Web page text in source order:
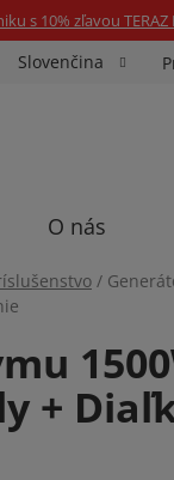
s 10% zľavou TERAZ
Fotospin
Slovenčina
O nás
/
+